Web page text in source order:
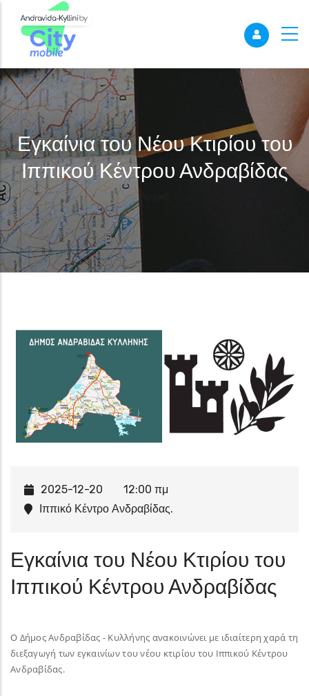
Εγκαίνια του Νέου Κτιρίου του
Ιππικού Κέντρου Ανδραβίδας
2025-12-20
12:00 πμ
Ιππικό Κέντρο Ανδραβίδας.
Εγκαίνια του Νέου Κτιρίου του
Ιππικού Κέντρου Ανδραβίδας
​Ο Δήμος Ανδραβίδας - Κυλλήνης ανακοινώνει με ιδιαίτερη χαρά τη
διεξαγωγή των εγκαινίων του νέου κτιρίου του Ιππικού Κέντρου
Ανδραβίδας.